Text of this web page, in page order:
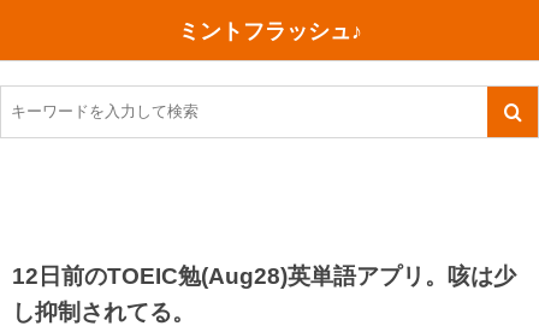
ミントフラッシュ♪
12日前のTOEIC勉(Aug28)英単語アプリ。咳は少
し抑制されてる。
TOEIC感想・結果
TOEIC800点への道
今日買った本
ご朱印帳めぐり
川越（埼玉県）
ファスティング
コスメ
食べ物
今日の一枚